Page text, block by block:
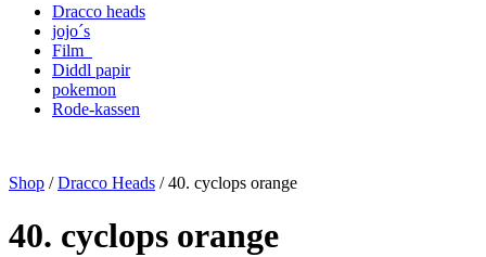
Dracco heads
jojo´s
Film
Diddl papir
pokemon
Rode-kassen
Shop /Dracco Heads /40. cyclops orange
40. cyclops orange